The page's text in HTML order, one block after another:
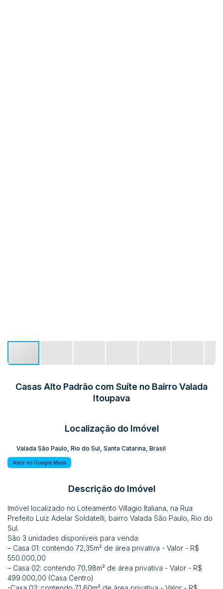
Casas Alto Padrão com Suíte no Bairro Valada
Itoupava
Localização do Imóvel
Valada São Paulo Rio do Sul Santa Catarina Brasil
Abrir no Google Maps
Descrição do Imóvel
Imóvel localizado no Loteamento Villagio Italiana, na Rua
Prefeito Luiz Adelar Soldatelli, bairro Valada São Paulo, Rio do
Sul.
São 3 unidades disponíveis para venda:
– Casa 01: contendo 72,35m² de área privativa - Valor - R$
550.000,00
– Casa 02: contendo 70,98m² de área privativa - Valor - R$
499.000,00 (Casa Centro)